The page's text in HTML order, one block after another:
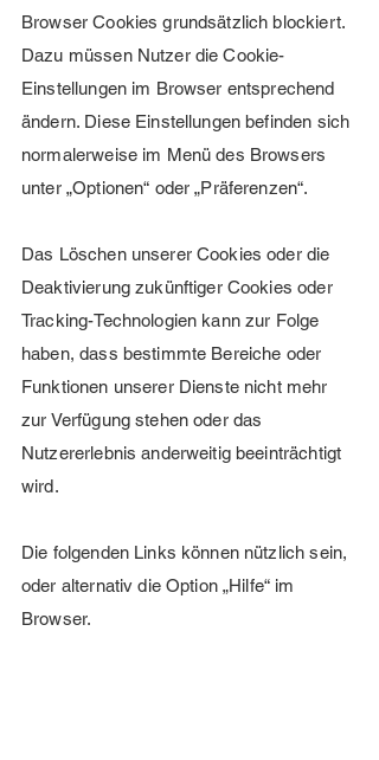
Browser Cookies grundsätzlich blockiert.
Dazu müssen Nutzer die Cookie-
Einstellungen im Browser entsprechend
ändern. Diese Einstellungen befinden sich
normalerweise im Menü des Browsers
unter „Optionen“ oder „Präferenzen“.
Das Löschen unserer Cookies oder die
Deaktivierung zukünftiger Cookies oder
Tracking-Technologien kann zur Folge
haben, dass bestimmte Bereiche oder
Funktionen unserer Dienste nicht mehr
zur Verfügung stehen oder das
Nutzererlebnis anderweitig beeinträchtigt
wird.
Die folgenden Links können nützlich sein,
oder alternativ die Option „Hilfe“ im
Browser.